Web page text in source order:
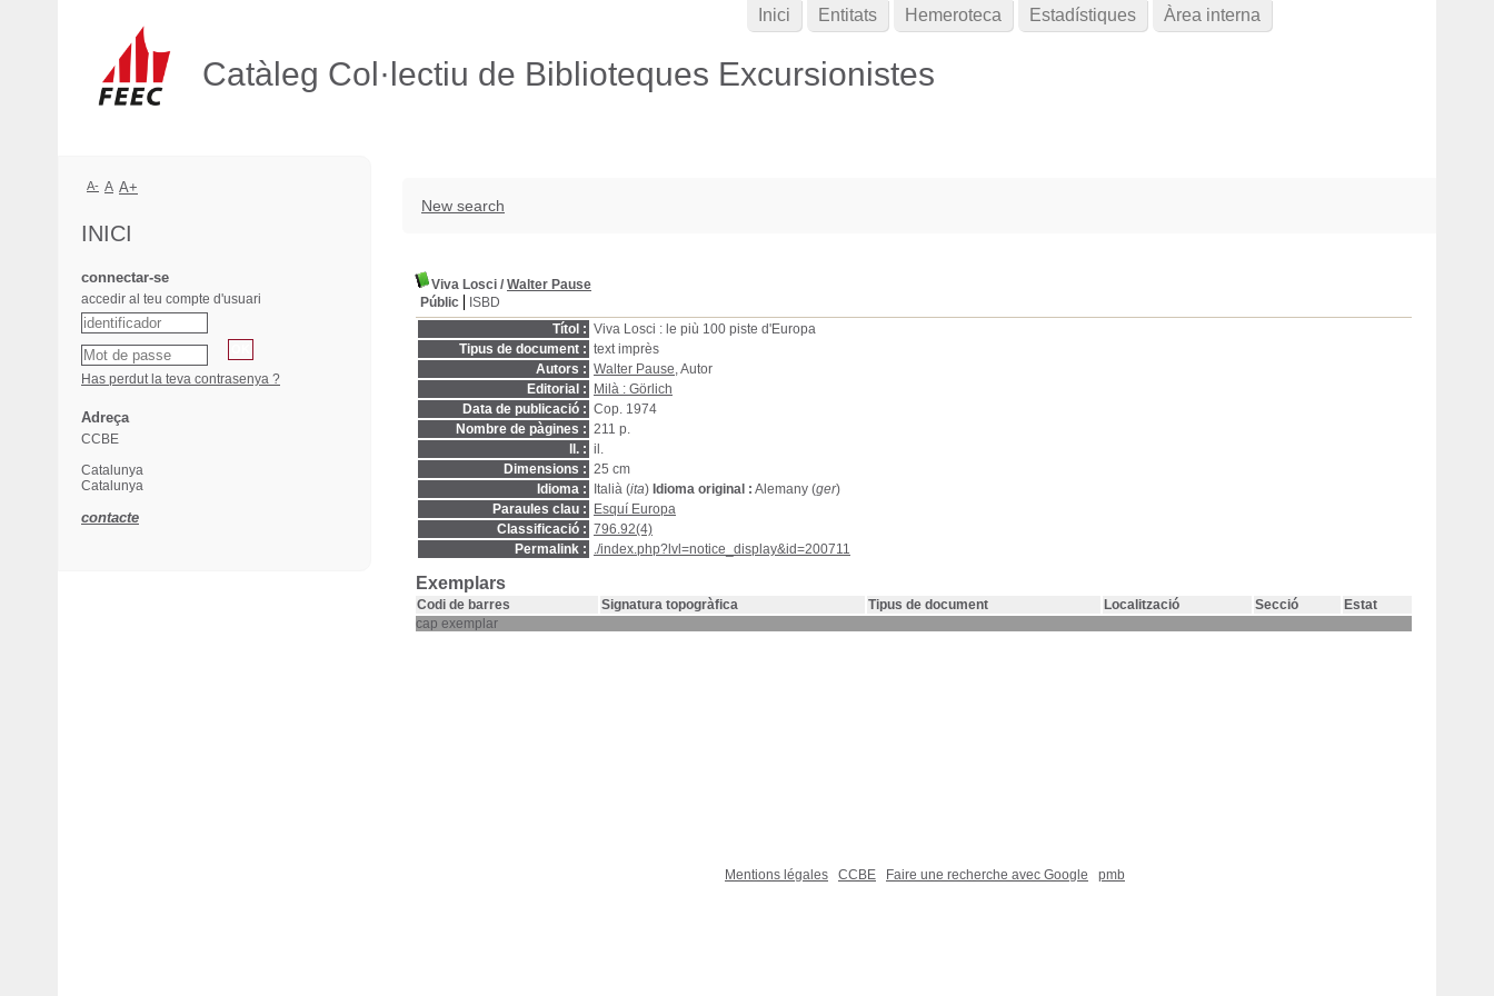
Catàleg Col·lectiu de Biblioteques Excursionistes
New search
Viva Losci / Walter Pause
Públic
ISBD
Títol : Viva Losci : le più 100 piste d'Europa
Tipus de document : text imprès
Autors : Walter Pause, Autor
Editorial :
Milà : Görlich
Data de publicació : Cop. 1974
Nombre de pàgines : 211 p.
ll. : il.
Dimensions : 25 cm
Idioma :
Italià (ita) Idioma original : Alemany (ger)
Paraules clau :
Esquí Europa
Classificació : 796.92(4)
Permalink : ./index.php?lvl=notice_display&id=200711
Exemplars
Codi de barres Signatura topogràfica Tipus de document Localització Secció
Estat
cap exemplar
Mentions légales CCBE Faire une recherche avec Google pmb
Inici Entitats Hemeroteca Estadístiques Àrea interna
A- A A+
INICI
connectar-se
accedir al teu compte d'usuari
Has perdut la teva contrasenya ?
Adreça
CCBE
Catalunya
Catalunya
contacte